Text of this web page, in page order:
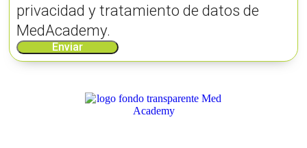
privacidad y tratamiento de datos de
MedAcademy.
Enviar